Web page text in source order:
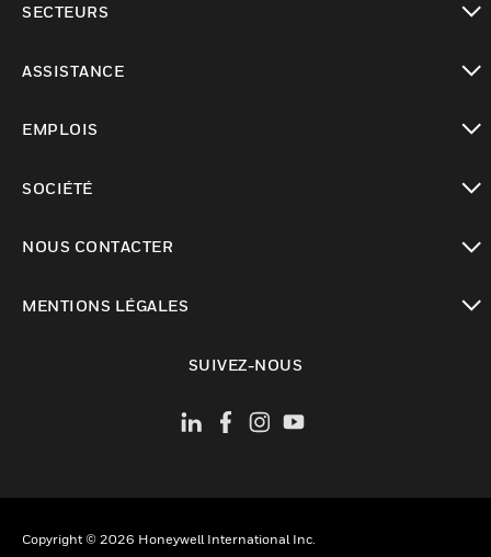
SECTEURS
ASSISTANCE
EMPLOIS
SOCIÉTÉ
NOUS CONTACTER
MENTIONS LÉGALES
SUIVEZ-NOUS
Copyright © 2026 Honeywell International Inc.